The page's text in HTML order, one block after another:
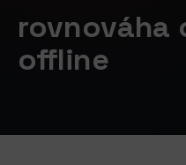
rovnováha
offline